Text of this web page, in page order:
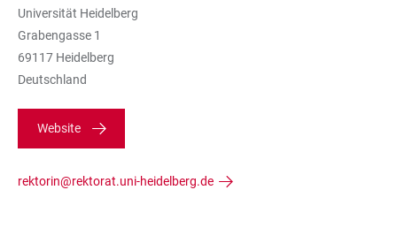
Universität Heidelberg
Grabengasse 1
69117 Heidelberg
Deutschland
Website
rektorin@rektorat.uni-heidelberg.de